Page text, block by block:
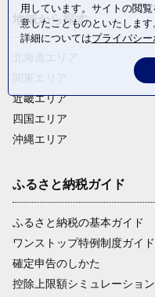
地域から探す
近畿エリア
四国エリア
沖縄エリア
ふるさと納税ガイド
ふるさと納税の基本ガイド
ワンストップ特例制度ガイド
確定申告のしかた
控除上限額シミュレーション
用しています。サイトの閲
意したことものといたします
詳細についてはプライバシ